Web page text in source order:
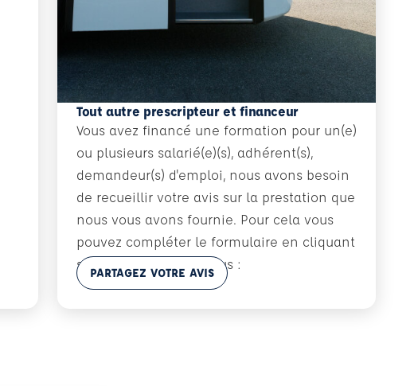
Tout autre prescripteur et financeur
Vous avez financé une formation pour un(e)
ou plusieurs salarié(e)(s), adhérent(s),
demandeur(s) d'emploi, nous avons besoin
de recueillir votre avis sur la prestation que
nous vous avons fournie. Pour cela vous
pouvez compléter le formulaire en cliquant
sur le bouton ci-dessous :
En savoir plus
PARTAGEZ VOTRE AVIS